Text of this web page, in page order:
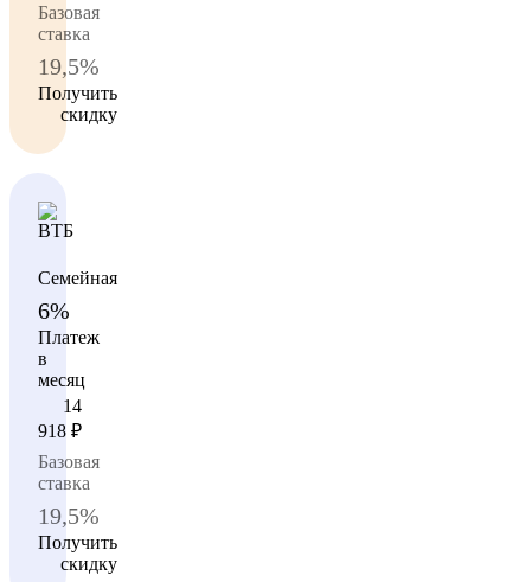
Базовая
ставка
19,5%
Получить
скидку
Семейная
6%
Платеж
в
месяц
14
918 ₽
Базовая
ставка
19,5%
Получить
скидку